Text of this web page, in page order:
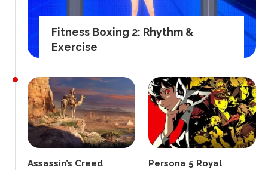
Fitness Boxing 2: Rhythm &
Exercise
Assassin’s Creed
Persona 5 Royal